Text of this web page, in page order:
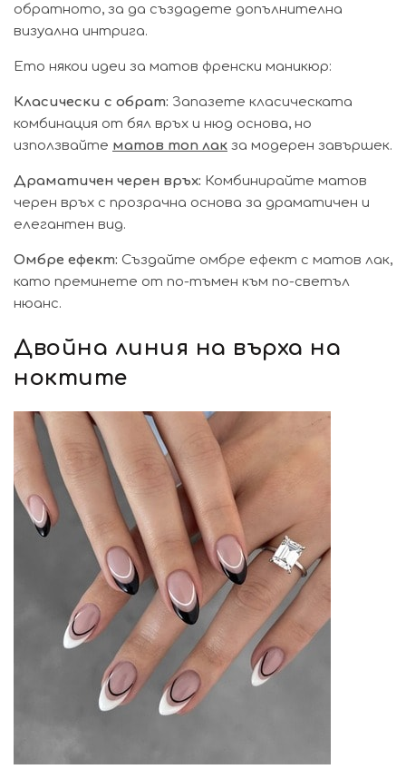
обратното, за да създадете допълнителна
визуална интрига.
Ето някои идеи за матов френски маникюр:
Класически с обрат: Запазете класическата
комбинация от бял връх и нюд основа, но
използвайте матов топ лак за модерен завършек.
Драматичен черен връх: Комбинирайте матов
черен връх с прозрачна основа за драматичен и
елегантен вид.
Омбре ефект: Създайте омбре ефект с матов лак,
като преминете от по-тъмен към по-светъл
нюанс.
Двойна линия на върха на
ноктите